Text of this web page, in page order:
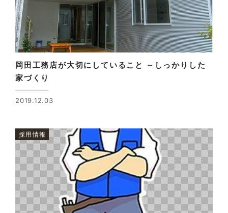
岡田工務店が大切にしていること ～しっかりした
家づくり
2019.12.03
採用情報